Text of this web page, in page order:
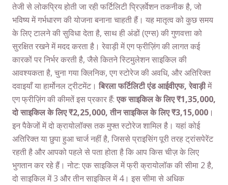
तेजी से लोकप्रिय होती जा रही फर्टिलिटी प्रिज़र्वेशन तकनीक है, जो
भविष्य में गर्भधारण की योजना बनाना चाहती हैं। यह मातृत्व को कुछ समय
के लिए टालने की सुविधा देता है, साथ ही अंडों (एग्स) की गुणवत्ता को
सुरक्षित रखने में मदद करता है। रेवाड़ी में एग फ्रीज़िंग की लागत कई
कारकों पर निर्भर करती है, जैसे कितने स्टिमुलेशन साइकिल की
आवश्यकता है, चुना गया क्लिनिक, एग स्टोरेज की अवधि, और अतिरिक्त
दवाइयाँ या हार्मोनल ट्रीटमेंट।बिरला फर्टिलिटी एंड आईवीएफ, रेवाड़ीमें
एग फ्रीज़िंग की कीमतें इस प्रकार हैं:एक साइकिल के लिए ₹1,35,000,
दो साइकिल के लिए ₹2,25,000, तीन साइकिल के लिए ₹3,15,000 ।
इन पैकेजों में दो क्रायोलॉक्स तक मुफ्त स्टोरेज शामिल है। यहां कोई
अतिरिक्त या छुपा हुआ चार्ज नहीं है, जिससे प्राइसिंग पूरी तरह ट्रांसपेरेंट
रहती है और आपको पहले से पता होता है कि आप किस चीज़ के लिए
भुगतान कर रहे हैं। नोट: एक साइकिल में फ्री क्रायोलॉक की सीमा 2 है,
दो साइकिल में 3 और तीन साइकिल में 4। इस सीमा से अधिक